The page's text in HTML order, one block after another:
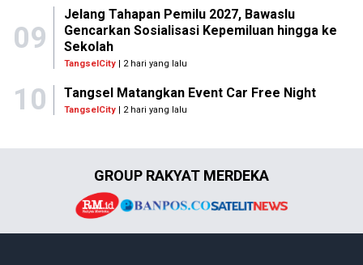
09
Jelang Tahapan Pemilu 2027, Bawaslu
Gencarkan Sosialisasi Kepemiluan hingga ke
Sekolah
TangselCity| 2 hari yang lalu
10 Tangsel Matangkan Event Car Free Night
TangselCity | 2 hari yang lalu
GROUP RAKYAT MERDEKA